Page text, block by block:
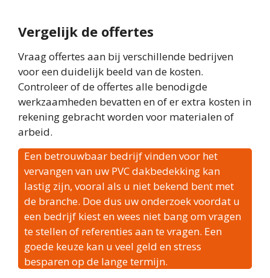
Vergelijk de offertes
Vraag offertes aan bij verschillende bedrijven
voor een duidelijk beeld van de kosten.
Controleer of de offertes alle benodigde
werkzaamheden bevatten en of er extra kosten in
rekening gebracht worden voor materialen of
arbeid.
Een betrouwbaar bedrijf vinden voor het
vervangen van uw PVC dakbedekking kan
lastig zijn, vooral als u niet bekend bent met
de branche. Doe dus uw onderzoek voordat u
een bedrijf kiest en wees niet bang om vragen
te stellen of referenties aan te vragen. Een
goede keuze kan u veel geld en stress
besparen op de lange termijn.